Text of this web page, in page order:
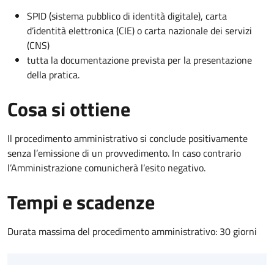
SPID (sistema pubblico di identità digitale), carta
d’identità elettronica (CIE) o carta nazionale dei servizi
(CNS)
tutta la documentazione prevista per la presentazione
della pratica.
Cosa si ottiene
Il procedimento amministrativo si conclude positivamente
senza l’emissione di un provvedimento. In caso contrario
l’Amministrazione comunicherà l’esito negativo.
Tempi e scadenze
Durata massima del procedimento amministrativo: 30 giorni